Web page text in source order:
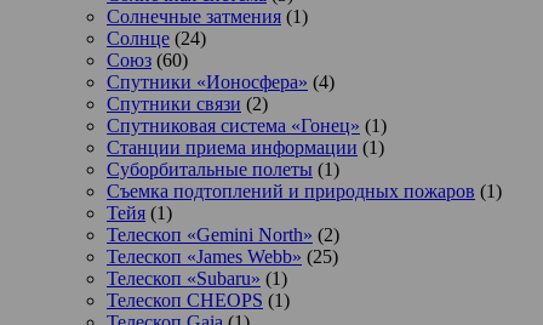
Солнечные затмения (1)
Солнце (24)
Союз (60)
Спутники «Ионосфера» (4)
Спутники связи (2)
Спутниковая система «Гонец» (1)
Станции приема информации (1)
Суборбитальные полеты (1)
Съемка подтоплений и природных пожаров (1)
Тейя (1)
Телескоп «Gemini North» (2)
Телескоп «James Webb» (25)
Телескоп «Subaru» (1)
Телескоп CHEOPS (1)